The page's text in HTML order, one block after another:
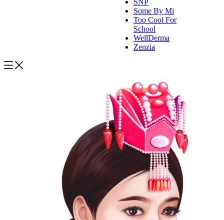
SNP
Some By Mi
Too Cool For
School
WellDerma
Zenzia